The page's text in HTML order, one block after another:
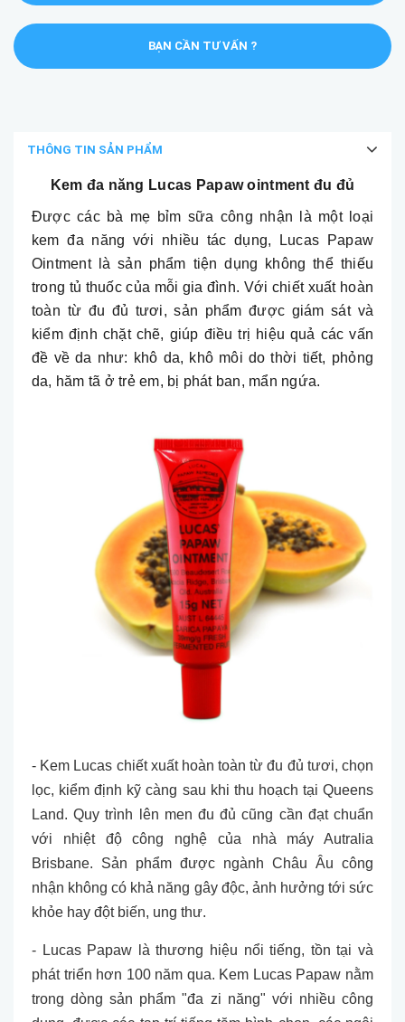
BẠN CẦN TƯ VẤN ?
THÔNG TIN SẢN PHẨM
Kem đa năng Lucas Papaw ointment đu đủ
Được các bà mẹ bỉm sữa công nhận là một loại
kem đa năng với nhiều tác dụng, Lucas Papaw
Ointment là sản phẩm tiện dụng không thể thiếu
trong tủ thuốc của mỗi gia đình. Với chiết xuất hoàn
toàn từ đu đủ tươi, sản phẩm được giám sát và
kiểm định chặt chẽ, giúp điều trị hiệu quả các vấn
đề về da như: khô da, khô môi do thời tiết, phỏng
da, hăm tã ở trẻ em, bị phát ban, mẩn ngứa.
- Kem Lucas chiết xuất hoàn toàn từ đu đủ tươi, chọn
lọc, kiểm định kỹ càng sau khi thu hoạch tại Queens
Land. Quy trình lên men đu đủ cũng cần đạt chuẩn
với nhiệt độ công nghệ của nhà máy Autralia
Brisbane. Sản phẩm được ngành Châu Âu công
nhận không có khả năng gây độc, ảnh hưởng tới sức
khỏe hay đột biến, ung thư.
- Lucas Papaw là thương hiệu nổi tiếng, tồn tại và
phát triển hơn 100 năm qua. Kem Lucas Papaw nằm
trong dòng sản phẩm "đa zi năng" với nhiều công